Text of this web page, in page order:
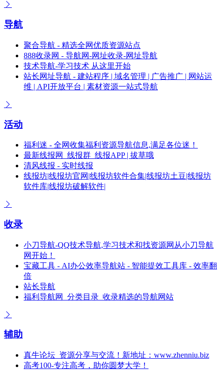
导航
聚合导航 - 精选全网优质资源站点
888收录网 - 导航网-网址收录-网址导航
技术导航-学习技术 从这里开始
站长网址导航 - 建站程序 | 域名管理 | 广告推广 | 网站运
维 | API开放平台 | 素材资源一站式导航
活动
福利迷 - 全网收集福利资源导航信息,满足各位迷！
最新线报网_线报群_线报APP | 拔草哦
清风线报 - 实时线报
线报坊|线报坊官网|线报坊软件合集|线报坊土豆|线报坊
软件库|线报坊破解软件|
收录
小刀导航-QQ技术导航,学习技术和找资源网从小刀导航
网开始！
宝藏工具 - AI办公效率导航站 - 智能提效工具库 - 效率翻
倍
站长导航
福利导航网_分类目录_收录精选的导航网站
辅助
真牛论坛_资源分享与交流！新地址：www.zhenniu.biz
高考100-专注高考，助你圆梦大学！